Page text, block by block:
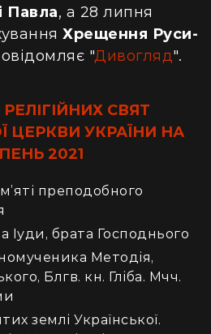
Павла, а 28 липня
Хрещення Руси-
"Дивогляд".
СВЯТ
ЦЕРКВИ УКРАЇНИ НА
2021
преподобного
Іуди, брата Господнього
Методія,
Блгв. кн. Гліба. Мчч.
землі Української.